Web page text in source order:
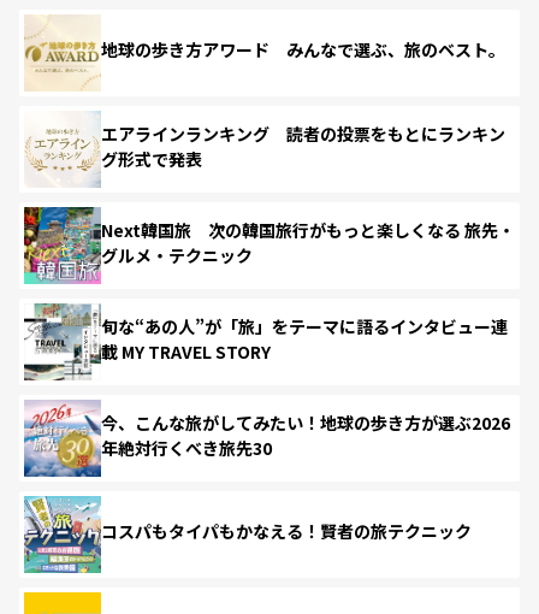
地球の歩き方アワード みんなで選ぶ、旅のベスト。
エアラインランキング 読者の投票をもとにランキン
グ形式で発表
Next韓国旅 次の韓国旅行がもっと楽しくなる 旅先・
グルメ・テクニック
旬な“あの人”が「旅」をテーマに語るインタビュー連
載 MY TRAVEL STORY
今、こんな旅がしてみたい！地球の歩き方が選ぶ2026
年絶対行くべき旅先30
コスパもタイパもかなえる！賢者の旅テクニック